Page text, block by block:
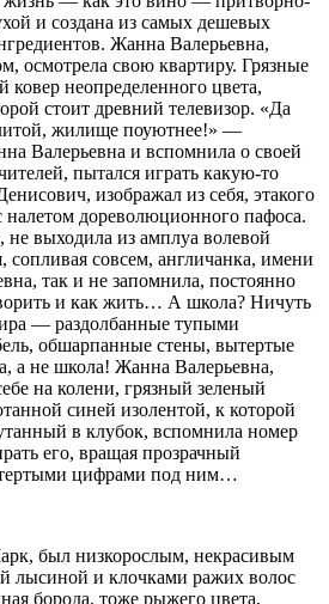
и создана из самых дешевых
Жанна Валерьевна,
осмотрела свою квартиру. Грязные
неопределенного цвета,
стоит древний телевизор. «Да
жилище поуютнее!» —
Валерьевна и вспомнила о своей
пытался играть какую-то
изображал из себя, этакого
налетом дореволюционного пафоса.
не выходила из амплуа волевой
совсем, англичанка, имени
так и не запомнила, постоянно
и как жить… А школа? Ничуть
— раздолбанные тупыми
обшарпанные стены, вытертые
а не школа! Жанна Валерьевна,
на колени, грязный зеленый
синей изолентой, к которой
в клубок, вспомнила номер
его, вращая прозрачный
цифрами под ним…
был низкорослым, некрасивым
лысиной и клочками ражих волос
борода, тоже рыжего цвета,